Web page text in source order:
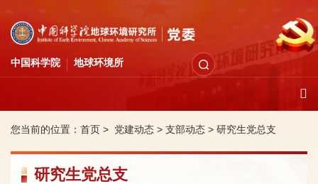
中国科学院 地球环境所
您当前的位置： 首页 > 党建动态 > 支部动态 > 研究生党总支
研究生党总支